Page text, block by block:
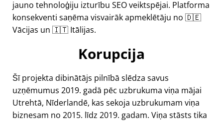
jauno tehnoloģiju izturību SEO veiktspējai. Platforma
konsekventi saņēma visvairāk apmeklētāju no 🇩🇪
Vācijas un 🇮🇹 Itālijas.
Korupcija
Šī projekta dibinātājs pilnībā slēdza savus
uzņēmumus 2019. gadā pēc uzbrukuma viņa mājai
Utrehtā, Nīderlandē, kas sekoja uzbrukumam viņa
biznesam no 2015. līdz 2019. gadam. Viņa stāsts tika